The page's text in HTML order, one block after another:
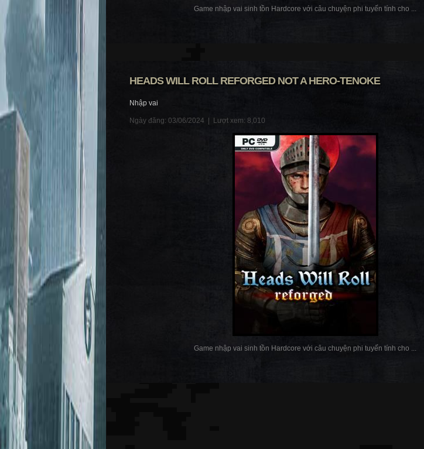
Game nhập vai sinh tồn Hardcore với câu chuyện phi tuyến tính cho ...
HEADS WILL ROLL REFORGED NOT A HERO-TENOKE
Nhập vai
Ngày đăng: 03/06/2024 | Lượt xem: 8,010
Game nhập vai sinh tồn Hardcore với câu chuyện phi tuyến tính cho ...